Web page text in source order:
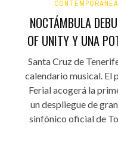
CONTEMPORÁNEA
NOCTÁMBULA
OF UNITY Y UNA
Santa Cruz de
calendario musical. El
Ferial acogerá la
un despliegue de
sinfónico oficial de